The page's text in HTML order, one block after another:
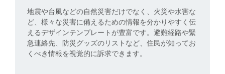
地震や台風などの自然災害だけでなく、火災や水害な
ど、様々な災害に備えるための情報を分かりやすく伝
えるデザインテンプレートが豊富です。避難経路や緊
急連絡先、防災グッズのリストなど、住民が知ってお
くべき情報を視覚的に訴求できます。